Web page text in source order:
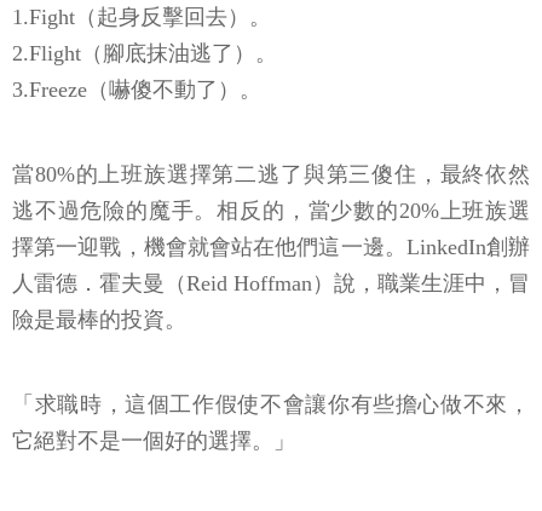
1.Fight（起身反擊回去）。
2.Flight（腳底抹油逃了）。
3.Freeze（嚇傻不動了）。
當80%的上班族選擇第二逃了與第三傻住，最終依然
逃不過危險的魔手。相反的，當少數的20%上班族選
擇第一迎戰，機會就會站在他們這一邊。LinkedIn創辦
人雷德．霍夫曼（Reid Hoffman）說，職業生涯中，冒
險是最棒的投資。
「求職時，這個工作假使不會讓你有些擔心做不來，
它絕對不是一個好的選擇。」